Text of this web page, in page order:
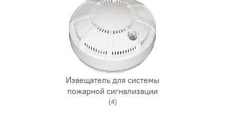
Извещатель для системы
пожарной сигнализации
(4)